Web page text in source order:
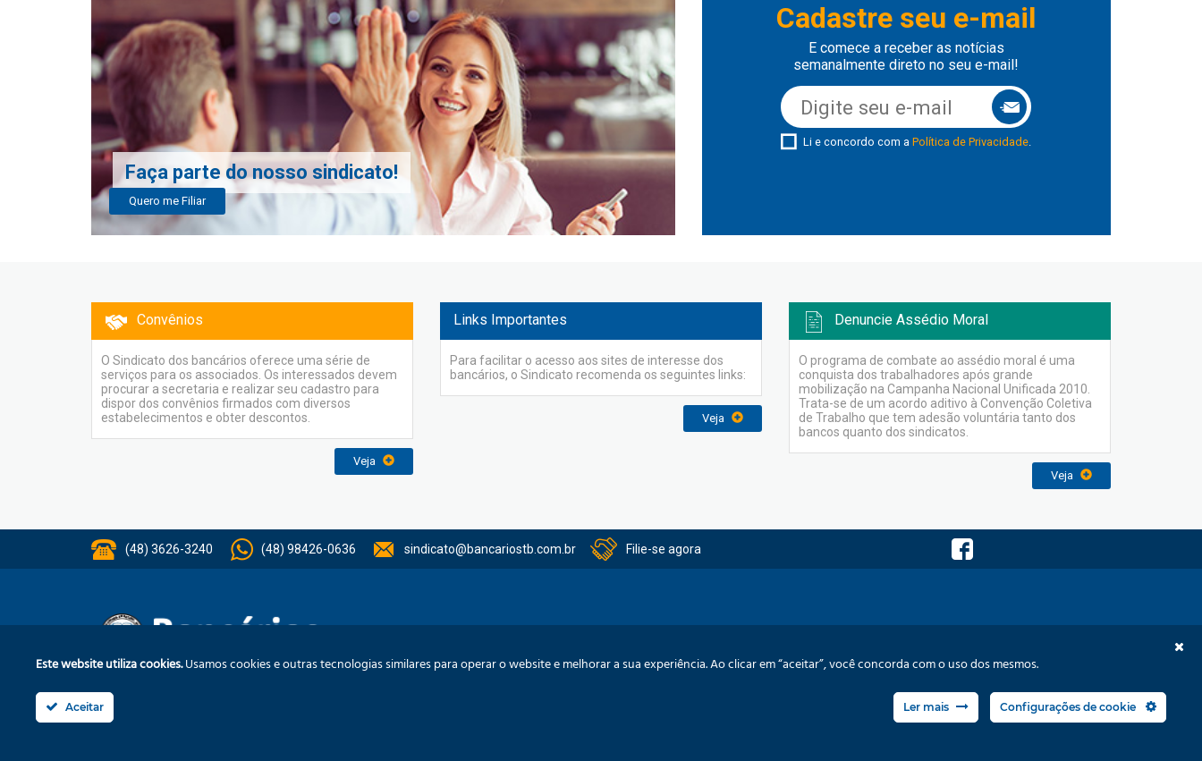
Faça parte do nosso sindicato!
Quero me Filiar
Cadastre seu e-mail
E comece a receber as notícias
semanalmente direto no seu e-mail!
Li e concordo com aPolítica de Privacidade.
Convênios
O Sindicato dos bancários oferece uma série de
serviços para os associados. Os interessados devem
procurar a secretaria e realizar seu cadastro para
dispor dos convênios firmados com diversos
estabelecimentos e obter descontos.
Veja
Links Importantes
Para facilitar o acesso aos sites de interesse dos
bancários, o Sindicato recomenda os seguintes links:
Veja
Denuncie Assédio Moral
O programa de combate ao assédio moral é uma
conquista dos trabalhadores após grande
mobilização na Campanha Nacional Unificada 2010.
Trata-se de um acordo aditivo à Convenção Coletiva
de Trabalho que tem adesão voluntária tanto dos
bancos quanto dos sindicatos.
Veja
(48) 3626-3240 (48) 98426-0636 sindicato@bancariostb.com.br Filie-se agora
Rua: São José, 36 – Ed. Cláudia – Térreo – Tubarão/SC – CEP: 88701-260
Este website utiliza cookies.Usamos cookies e outras tecnologias similares para operar o website e melhorar a sua experiência. Ao clicar em “aceitar”, você concorda com o uso dos mesmos.
Aceitar Ler mais Configurações de cookie